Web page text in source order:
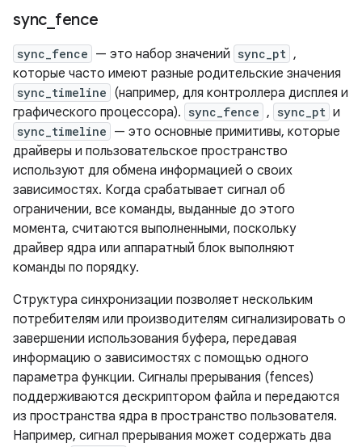
sync fence
sync_fence — это набор значений sync_pt ,
которые часто имеют разные родительские значения
sync_timeline (например, для контроллера дисплея и
графического процессора). sync_fence , sync_pt и
sync_timeline — это основные примитивы, которые
драйверы и пользовательское пространство
используют для обмена информацией о своих
зависимостях. Когда срабатывает сигнал об
ограничении, все команды, выданные до этого
момента, считаются выполненными, поскольку
драйвер ядра или аппаратный блок выполняют
команды по порядку.
Структура синхронизации позволяет нескольким
потребителям или производителям сигнализировать о
завершении использования буфера, передавая
информацию о зависимостях с помощью одного
параметра функции. Сигналы прерывания (fences)
поддерживаются дескриптором файла и передаются
из пространства ядра в пространство пользователя.
Например, сигнал прерывания может содержать два